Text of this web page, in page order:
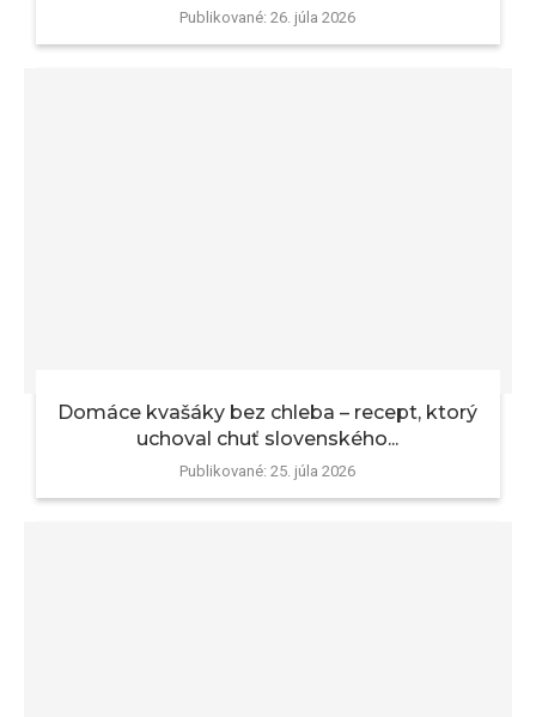
Publikované: 26. júla 2026
Domáce kvašáky bez chleba – recept, ktorý
uchoval chuť slovenského...
Publikované: 25. júla 2026